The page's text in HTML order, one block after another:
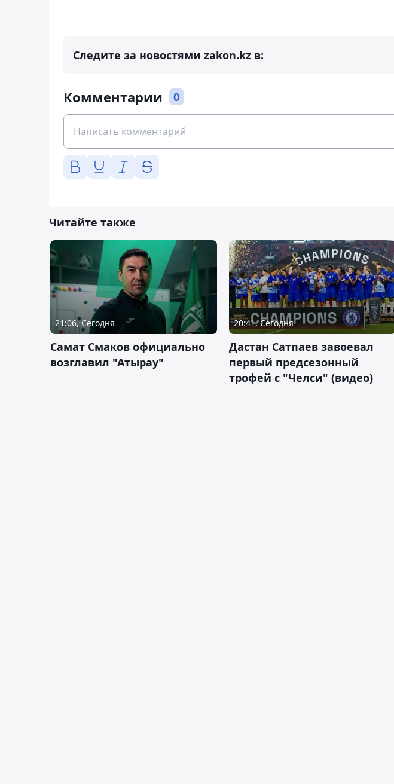
Следите за новостями zakon.kz в:
Комментарии 0
Читайте также
21:06, Сегодня
Самат Смаков официально
возглавил "Атырау"
20:41, Сегодня
Дастан Сатпаев завоевал
первый предсезонный
трофей с "Челси" (видео)